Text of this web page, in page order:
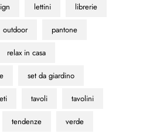
lettini librerie
outdoor pantone
relax in casa
set da giardino
tavoli tavolini
tendenze verde